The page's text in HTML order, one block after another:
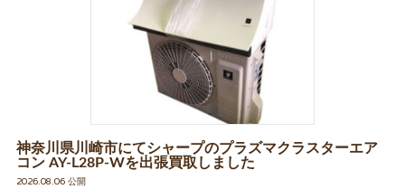
神奈川県川崎市にてシャープのプラズマクラスターエア
コン AY-L28P-Wを出張買取しました
2026.08.06 公開